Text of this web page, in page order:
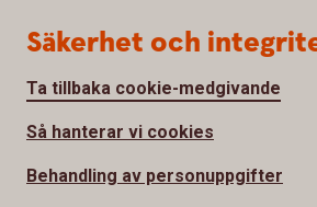
Säkerhet och
Ta tillbaka cookie-medgivande
Så hanterar vi cookies
Behandling av personuppgifter